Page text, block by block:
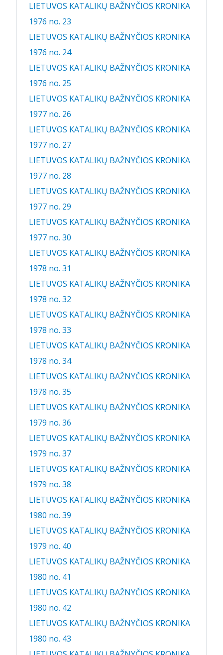
LIETUVOS KATALIKŲ BAŽNYČIOS KRONIKA
1976 no. 23
LIETUVOS KATALIKŲ BAŽNYČIOS KRONIKA
1976 no. 24
LIETUVOS KATALIKŲ BAŽNYČIOS KRONIKA
1976 no. 25
LIETUVOS KATALIKŲ BAŽNYČIOS KRONIKA
1977 no. 26
LIETUVOS KATALIKŲ BAŽNYČIOS KRONIKA
1977 no. 27
LIETUVOS KATALIKŲ BAŽNYČIOS KRONIKA
1977 no. 28
LIETUVOS KATALIKŲ BAŽNYČIOS KRONIKA
1977 no. 29
LIETUVOS KATALIKŲ BAŽNYČIOS KRONIKA
1977 no. 30
LIETUVOS KATALIKŲ BAŽNYČIOS KRONIKA
1978 no. 31
LIETUVOS KATALIKŲ BAŽNYČIOS KRONIKA
1978 no. 32
LIETUVOS KATALIKŲ BAŽNYČIOS KRONIKA
1978 no. 33
LIETUVOS KATALIKŲ BAŽNYČIOS KRONIKA
1978 no. 34
LIETUVOS KATALIKŲ BAŽNYČIOS KRONIKA
1978 no. 35
LIETUVOS KATALIKŲ BAŽNYČIOS KRONIKA
1979 no. 36
LIETUVOS KATALIKŲ BAŽNYČIOS KRONIKA
1979 no. 37
LIETUVOS KATALIKŲ BAŽNYČIOS KRONIKA
1979 no. 38
LIETUVOS KATALIKŲ BAŽNYČIOS KRONIKA
1980 no. 39
LIETUVOS KATALIKŲ BAŽNYČIOS KRONIKA
1979 no. 40
LIETUVOS KATALIKŲ BAŽNYČIOS KRONIKA
1980 no. 41
LIETUVOS KATALIKŲ BAŽNYČIOS KRONIKA
1980 no. 42
LIETUVOS KATALIKŲ BAŽNYČIOS KRONIKA
1980 no. 43